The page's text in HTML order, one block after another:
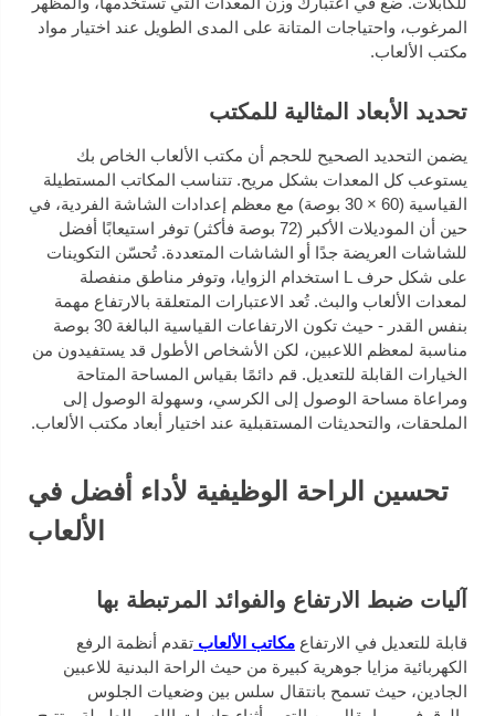
المرغوب، واحتياجات المتانة على المدى الطويل عند اختيار مواد
مكتب الألعاب.
تحديد الأبعاد المثالية للمكتب
يضمن التحديد الصحيح للحجم أن مكتب الألعاب الخاص بك
يستوعب كل المعدات بشكل مريح. تتناسب المكاتب المستطيلة
القياسية (60 × 30 بوصة) مع معظم إعدادات الشاشة الفردية، في
حين أن الموديلات الأكبر (72 بوصة فأكثر) توفر استيعابًا أفضل
للشاشات العريضة جدًا أو الشاشات المتعددة. تُحسّن التكوينات
على شكل حرف L استخدام الزوايا، وتوفر مناطق منفصلة
لمعدات الألعاب والبث. تُعد الاعتبارات المتعلقة بالارتفاع مهمة
بنفس القدر - حيث تكون الارتفاعات القياسية البالغة 30 بوصة
مناسبة لمعظم اللاعبين، لكن الأشخاص الأطول قد يستفيدون من
الخيارات القابلة للتعديل. قم دائمًا بقياس المساحة المتاحة
ومراعاة مساحة الوصول إلى الكرسي، وسهولة الوصول إلى
الملحقات، والتحديثات المستقبلية عند اختيار أبعاد مكتب الألعاب.
تحسين الراحة الوظيفية لأداء أفضل في
الألعاب
آليات ضبط الارتفاع والفوائد المرتبطة بها
قابلة للتعديل في الارتفاع مكاتب الألعاب تقدم أنظمة الرفع
الكهربائية مزايا جوهرية كبيرة من حيث الراحة البدنية للاعبين
الجادين، حيث تسمح بانتقال سلس بين وضعيات الجلوس